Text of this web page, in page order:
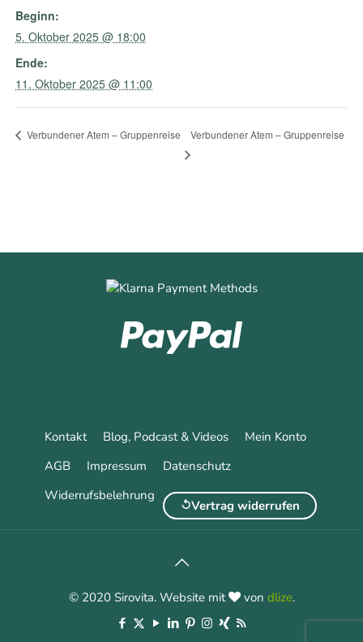
Beginn:
5. Oktober 2025 @ 18:00
Ende:
11. Oktober 2025 @ 11:00
Verbundener Atem – Gruppenreise Verbundener Atem – Gruppenreise
Kontakt Blog, Podcast & Videos
Mein Konto
AGB
Impressum
Datenschutz
Widerrufsbelehrung
Vertrag widerrufen
© 2020 Sirovita. Website mit von dlize.